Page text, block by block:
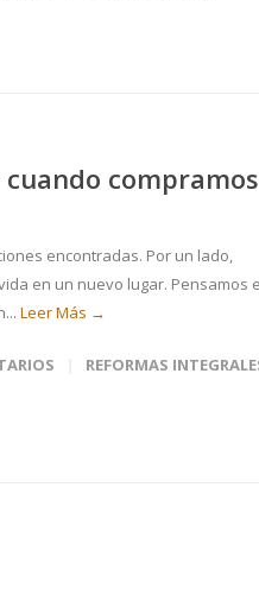
compramos
encontradas. Por un lado,
en un nuevo lugar. Pensamos
Leer Más →
REFORMAS